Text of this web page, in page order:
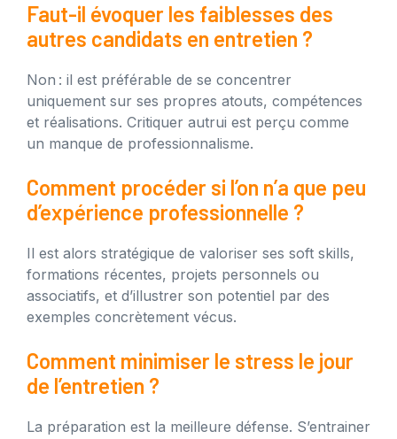
Faut-il évoquer les faiblesses des
autres candidats en entretien ?
Non : il est préférable de se concentrer
uniquement sur ses propres atouts, compétences
et réalisations. Critiquer autrui est perçu comme
un manque de professionnalisme.
Comment procéder si l’on n’a que peu
d’expérience professionnelle ?
Il est alors stratégique de valoriser ses soft skills,
formations récentes, projets personnels ou
associatifs, et d’illustrer son potentiel par des
exemples concrètement vécus.
Comment minimiser le stress le jour
de l’entretien ?
La préparation est la meilleure défense. S’entrainer